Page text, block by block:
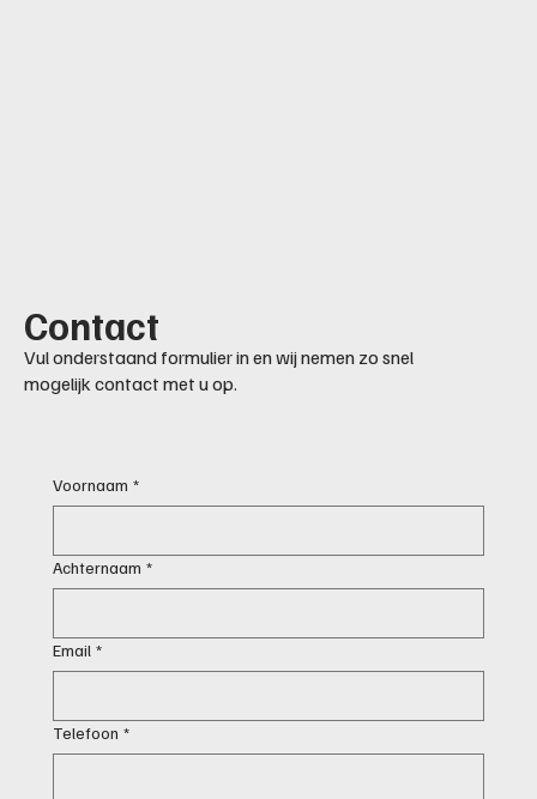
Contact
Vul onderstaand formulier in en wij nemen zo snel
mogelijk contact met u op.
Voornaam *
Achternaam *
Email *
Telefoon *